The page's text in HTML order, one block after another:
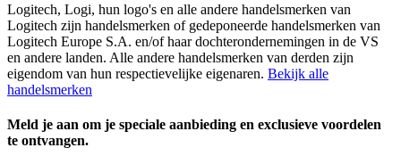
Logitech, Logi, hun logo's en alle andere handelsmerken van
Logitech zijn handelsmerken of gedeponeerde handelsmerken van
Logitech Europe S.A. en/of haar dochterondernemingen in de VS
en andere landen. Alle andere handelsmerken van derden zijn
eigendom van hun respectievelijke eigenaren. Bekijk alle
handelsmerken
Meld je aan om je speciale aanbieding en exclusieve voordelen
te ontvangen.